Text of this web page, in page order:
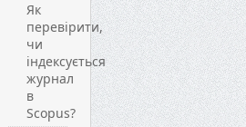
Як
перевірити,
чи
індексується
журнал
в
Scopus?